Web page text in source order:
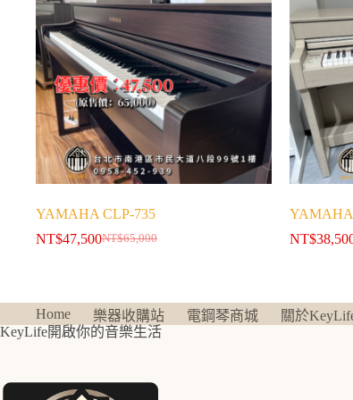
YAMAHA CLP-735
NT$65,000
NT$47,500 NT$
Home 樂器收購站 電鋼琴商城 關於
KeyLife開啟你的音樂生活